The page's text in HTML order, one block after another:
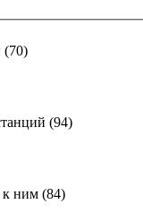
(70)
(94)
к ним (84)